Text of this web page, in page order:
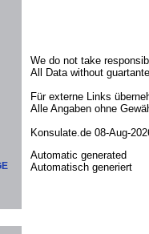
We do not take
All Data without
Für externe Links
Alle Angaben ohne
Konsulate.de 08-Aug-
Automatic generated
Automatisch generiert